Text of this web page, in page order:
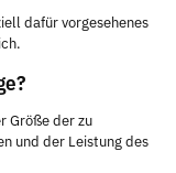
dafür vorgesehenes
Größe der zu
und der Leistung des